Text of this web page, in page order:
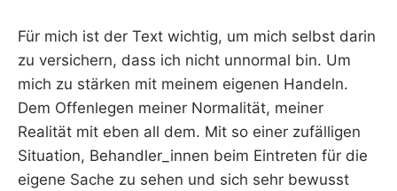
Für mich ist der Text wichtig, um mich selbst darin
zu versichern, dass ich nicht unnormal bin. Um
mich zu stärken mit meinem eigenen Handeln.
Dem Offenlegen meiner Normalität, meiner
Realität mit eben all dem. Mit so einer zufälligen
Situation, Behandler_innen beim Eintreten für die
eigene Sache zu sehen und sich sehr bewusst